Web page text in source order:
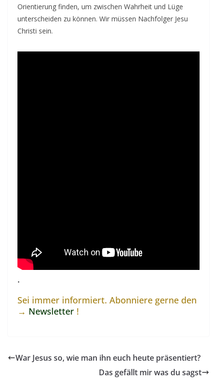
Orientierung finden, um zwischen Wahrheit und Lüge
unterscheiden zu können. Wir müssen Nachfolger Jesu
Christi sein.
.
Sei immer informiert. Abonniere gerne den
→ Newsletter !
War Jesus so, wie man ihn euch heute präsentiert?
Das gefällt mir was du sagst